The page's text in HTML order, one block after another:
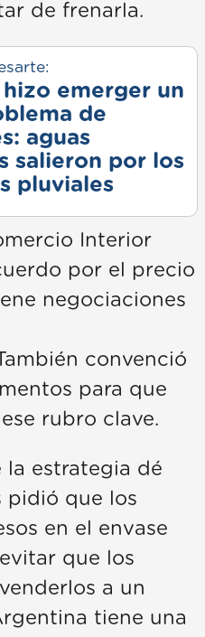
de frenarla.
emerger un
de
aguas
salieron por los
pluviales
Interior
por el precio
negociaciones
convenció
para que
rubro clave.
la estrategia dé
pidió que los
en el envase
que los
a un
tiene una